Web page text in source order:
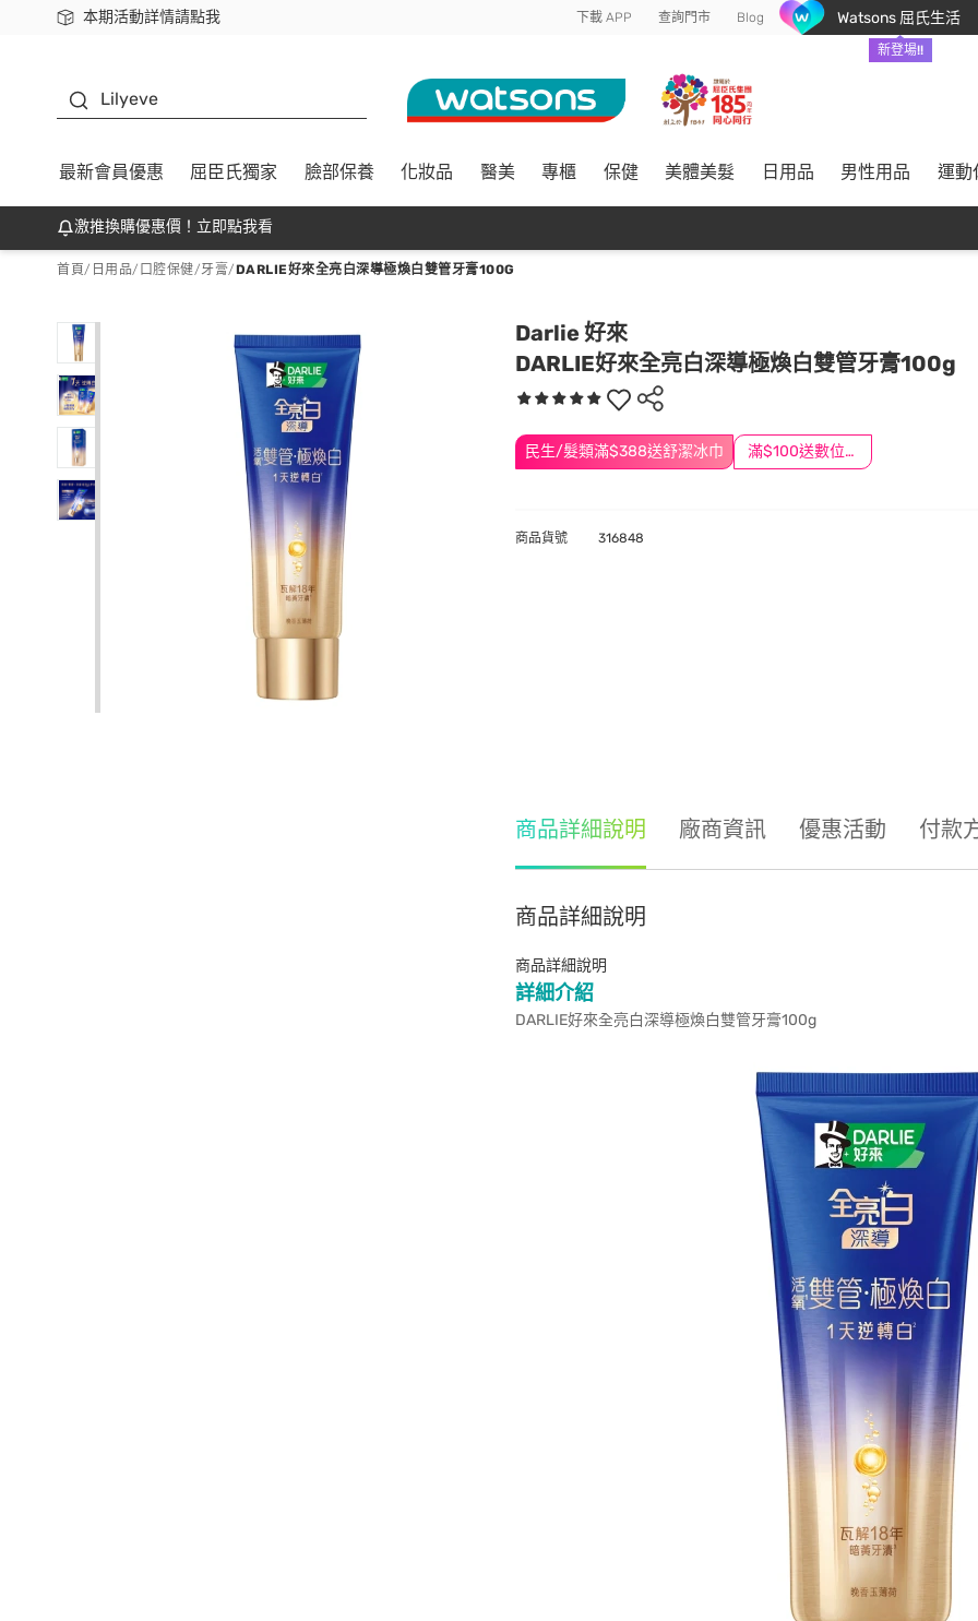
本期活動詳情請點我
下載app最高回饋$350 下載 APP 查詢門市 Blog Watsons 屈氏生活
新登場!!
Lilyeve
最新會員優惠 屈臣氏獨家 臉部保養 化妝品 醫美 專櫃 保健 美體美髮 日用品 男性用品 運動
激推換購優惠價！立即點我看
首頁/ 日用品/ 口腔保健/牙膏/DARLIE好來全亮白深導極煥白雙管牙膏100G
Darlie 好來
DARLIE好來全亮白深導極煥白雙管牙膏100g
民生/髮類滿$388送舒潔冰巾 滿$100送數位印花
商品貨號 316848
商品詳細說明 廠商資訊 優惠活動 付款
商品詳細說明
商品詳細說明
詳細介紹
DARLIE好來全亮白深導極煥白雙管牙膏100g